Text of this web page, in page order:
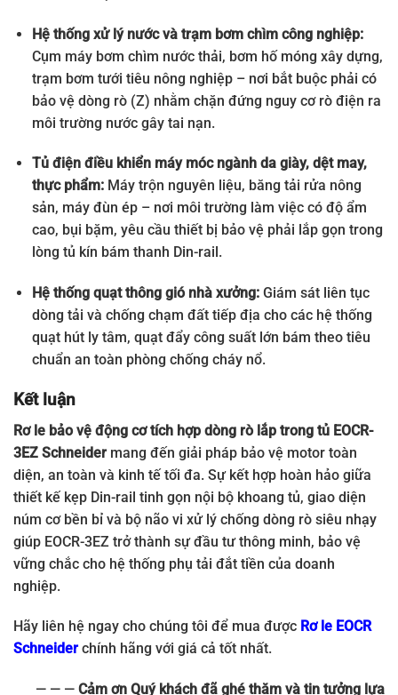
Hệ thống xử lý nước và trạm bơm chìm công nghiệp:
Cụm máy bơm chìm nước thải, bơm hố móng xây dựng,
trạm bơm tưới tiêu nông nghiệp – nơi bắt buộc phải có
bảo vệ dòng rò (Z) nhằm chặn đứng nguy cơ rò điện ra
môi trường nước gây tai nạn.
Tủ điện điều khiển máy móc ngành da giày, dệt may,
thực phẩm:Máy trộn nguyên liệu, băng tải rửa nông
sản, máy đùn ép – nơi môi trường làm việc có độ ẩm
cao, bụi bặm, yêu cầu thiết bị bảo vệ phải lắp gọn trong
lòng tủ kín bám thanh Din-rail.
Hệ thống quạt thông gió nhà xưởng:Giám sát liên tục
dòng tải và chống chạm đất tiếp địa cho các hệ thống
quạt hút ly tâm, quạt đẩy công suất lớn bám theo tiêu
chuẩn an toàn phòng chống cháy nổ.
Kết luận
Rơ le bảo vệ động cơ tích hợp dòng rò lắp trong tủ EOCR-
3EZ Schneider mang đến giải pháp bảo vệ motor toàn
diện, an toàn và kinh tế tối đa. Sự kết hợp hoàn hảo giữa
thiết kế kẹp Din-rail tinh gọn nội bộ khoang tủ, giao diện
núm cơ bền bỉ và bộ não vi xử lý chống dòng rò siêu nhạy
giúp EOCR-3EZ trở thành sự đầu tư thông minh, bảo vệ
vững chắc cho hệ thống phụ tải đắt tiền của doanh
nghiệp.
Hãy liên hệ ngay cho chúng tôi để mua được Rơ le EOCR
Schneiderchính hãng với giá cả tốt nhất.
— — — Cảm ơn Quý khách đã ghé thăm và tin tưởng lựa